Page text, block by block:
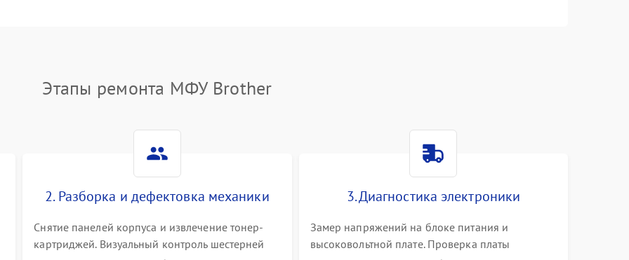
Этапы ремонта МФУ Brother
2. Разборка и дефектовка механики
Снятие панелей корпуса и извлечение тонер-
картриджей. Визуальный контроль шестерней
3. Диагностика электроники
Замер напряжений на блоке питания и
высоковольтной плате. Проверка платы